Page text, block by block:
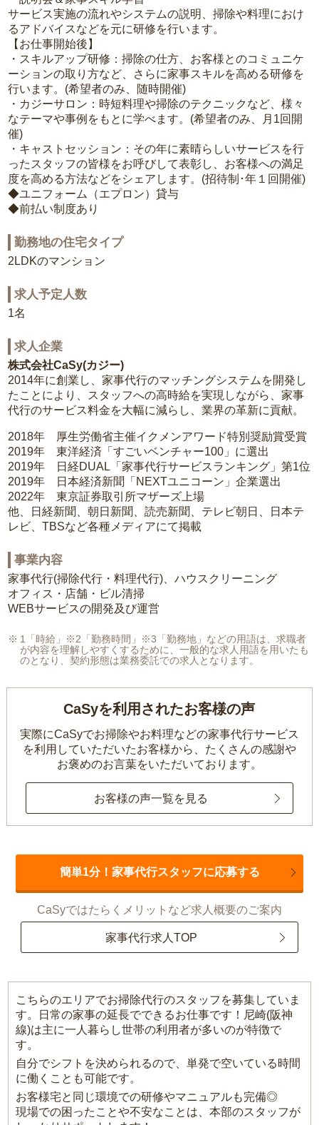
サービス実施の流れやシステムの説明、掃除や料理におけ
るアドバイスなどを元に研修を行います。
【お仕事開始後】
・スキルアップ研修：掃除の仕方、お客様とのコミュニケ
ーションの取り方など、さらに家事スキルを高める研修を
行います。(希望者のみ、随時開催)
・カジーサロン：時短料理や掃除のテクニックなど、様々
なテーマや事例をもとに学べます。(希望者のみ、月1回開
催)
・キャストセッション：その年に素晴らしいサービスを行
ったスタッフの皆様をお呼びして表彰し、お客様への満足
度を高める方法などをシェアします。(招待制･年１回開催)
◆ユニフォーム（エプロン）貸与
◆前払い制度あり
勤務地の住宅タイプ
2LDKのマンション
求人予定人数
1名
求人企業
株式会社CaSy(カジー)
2014年に創業し、家事代行のマッチングシステムを開発し
たことにより、スタッフへの高時給を実現しながら、家事
代行のサービス料金を大幅に減らし、業界の革新に貢献。
2018年 厚生労働省主催イクメンアワード特別奨励賞受賞
2019年 東洋経済「すごいベンチャー100」に選出
2019年 日経DUAL「家事代行サービスランキング」第1位
2019年 日本経済新聞「NEXTユニコーン」企業選出
2022年 東京証券取引所マザーズ上場
他、日経新聞、朝日新聞、読売新聞、テレビ朝日、日本テ
レビ、TBSなど各種メディアにて掲載
事業内容
家事代行(掃除代行・料理代行)、ハウスクリーニング
オフィス・店舗・ビル清掃
WEBサービスの開発及び運営
1「時給」※2「勤務時間」※3「勤務地」などの用語は、求職者
が内容を理解しやすくするために、一般的な求人用語を用いたも
のとなり、契約形態は業務委託での求人となります。
CaSyを利用されたお客様の声
実際にCaSyでお掃除やお料理などの家事代行サービス
を利用していただいたお客様から、 たくさんの感謝や
お褒めのお言葉をいただいております。
お客様の声一覧を見る
簡単1分！家事代行スタッフに応募する
CaSyではたらくメリットなど求人概要のご案内
家事代行求人TOP
こちらのエリアでお掃除代行のスタッフを募集していま
す。日常の家事の延長でできるお仕事です！尼崎(阪神
線)は主に一人暮らし世帯の利用者が多いのが特徴で
す。
自分でシフトを決められるので、単発で空いている時間
に働くことも可能です。
お客様宅と同じ環境での研修やマニュアルも完備◎
現場での困ったことや不安なことは、本部のスタッフが